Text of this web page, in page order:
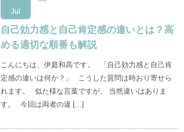
Jul
自己効力感と自己肯定感の違いとは？高
める適切な順番も解説
こんにちは、伊庭和高です。 「自己効力感と自己肯
定感の違いは何か？」 こうした質問は時おり寄せら
れます。 似た様な言葉ですが、 当然違いはありま
す。 今回は両者の違 […]